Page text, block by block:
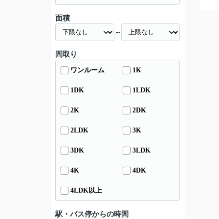
面積
～
間取り
ワンルーム 1K
1DK 1LDK
2K 2DK
2LDK 3K
3DK 3LDK
4K 4DK
4LDK以上
駅・バス停からの時間